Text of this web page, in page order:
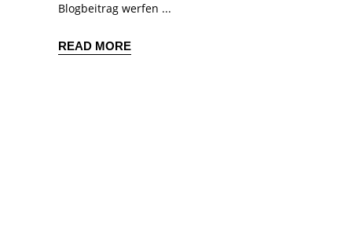
Blogbeitrag werfen
READ MORE